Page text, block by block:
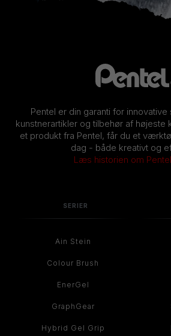
Pentel er din garanti for
kunstnerartikler og tilbehør af højeste
et produkt fra Pentel, får du et
dag - både kreativt og
Læs historien om
SERIER
Ain Stein
Colour Brush
EnerGel
GraphGear
Hybrid Gel Grip